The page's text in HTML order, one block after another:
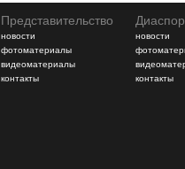
Представительство
новости
фотоматериалы
видеоматериалы
контакты
новости
контакты